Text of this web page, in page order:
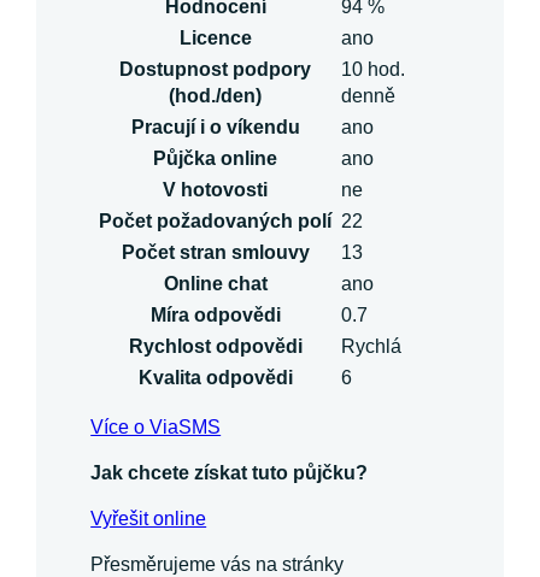
Hodnocení
94 %
Licence
ano
Dostupnost podpory
(hod./den)
10 hod.
denně
Pracují i o víkendu
ano
Půjčka online
ano
V hotovosti
ne
Počet požadovaných polí 22
Počet stran smlouvy
13
Online chat
ano
Míra odpovědi
0.7
Rychlost odpovědi
Rychlá
Kvalita odpovědi
6
Více o ViaSMS
Jak chcete získat tuto půjčku?
Vyřešit online
Přesměrujeme vás na stránky